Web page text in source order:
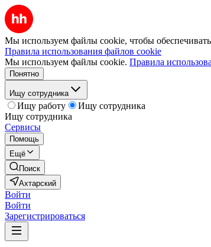
Мы используем файлы cookie, чтобы
Правила использования файлов cookie
Мы используем файлы cookie. Правила
Понятно
Ищу сотрудника
Ищу работу
Ищу сотрудника
Ищу сотрудника
Сервисы
Помощь
Ещё
Поиск
Ахтарский
Войти
Войти
Зарегистрироваться